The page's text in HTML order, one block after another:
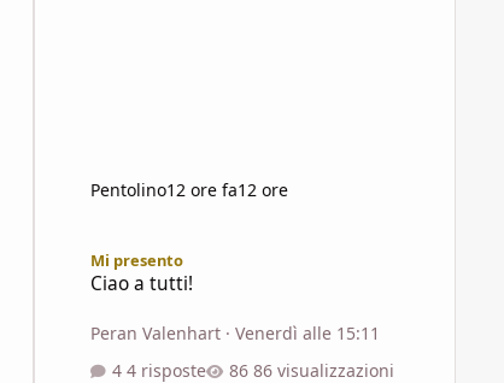
Pentolino12 ore fa12 ore
Mi presento
Ciao a tutti!
Peran Valenhart· Venerdì alle 15:11
4 risposte
86 visualizzazioni